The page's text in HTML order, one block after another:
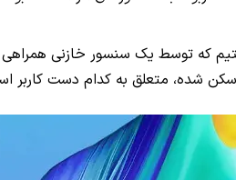
که توسط یک سنسور خازنی
شده، متعلق به کدام دست کاربر